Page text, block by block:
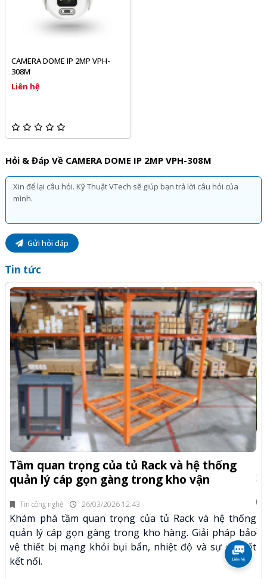
CAMERA DOME IP 2MP VPH-
308M
Liên hệ
Hỏi & Đáp Về CAMERA DOME IP 2MP VPH-308M
Gửi hỏi đáp
Tin tức
Tin công nghệ 26/03/2026 12:43
Tầm quan trọng của tủ Rack và hệ thống
quản lý cáp gọn gàng trong kho vận
Khám phá tầm quan trọng của tủ Rack và hệ thống
quản lý cáp gọn gàng trong kho hàng. Giải pháp bảo
vệ thiết bị mạng khỏi bụi bẩn, nhiệt độ và sự cố mất
kết nối.